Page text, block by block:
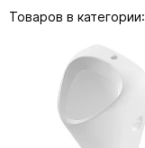
Товаров в категории: